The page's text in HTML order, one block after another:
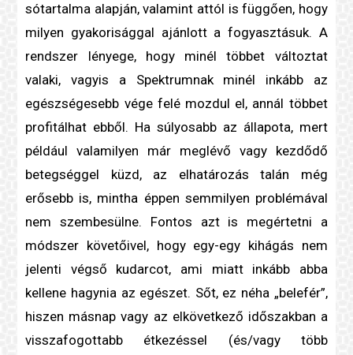
sótartalma alapján, valamint attól is függően, hogy
milyen gyakorisággal ajánlott a fogyasztásuk. A
rendszer lényege, hogy minél többet változtat
valaki, vagyis a Spektrumnak minél inkább az
egészségesebb vége felé mozdul el, annál többet
profitálhat ebből. Ha súlyosabb az állapota, mert
például valamilyen már meglévő vagy kezdődő
betegséggel küzd, az elhatározás talán még
erősebb is, mintha éppen semmilyen problémával
nem szembesülne. Fontos azt is megértetni a
módszer követőivel, hogy egy-egy kihágás nem
jelenti végső kudarcot, ami miatt inkább abba
kellene hagynia az egészet. Sőt, ez néha „belefér”,
hiszen másnap vagy az elkövetkező időszakban a
visszafogottabb étkezéssel (és/vagy több